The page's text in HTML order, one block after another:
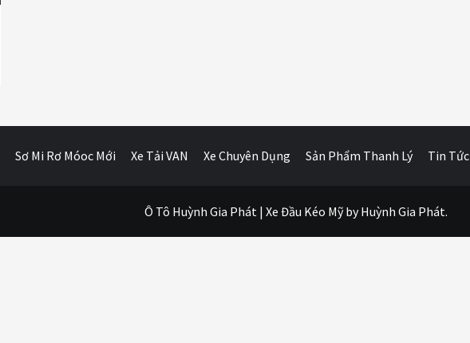
Sơ Mi Rơ Móoc Mới Xe Tải VAN Xe Chuyên Dụng Sản Phẩm Thanh Lý Tin Tức
Ô Tô Huỳnh Gia Phát | Xe Đầu Kéo Mỹby Huỳnh Gia Phát.